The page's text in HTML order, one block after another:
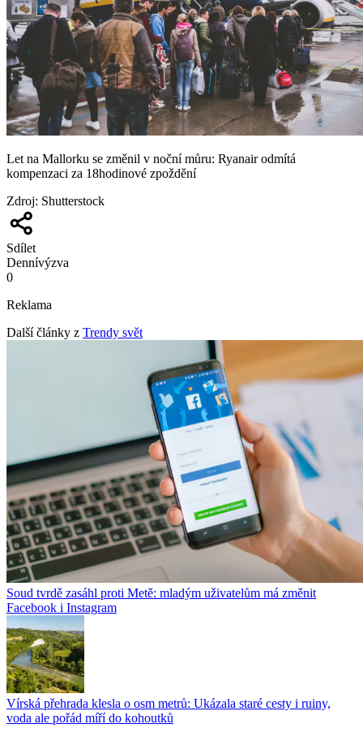
Let na Mallorku se změnil v noční můru: Ryanair odmítá
kompenzaci za 18hodinové zpoždění
Zdroj: Shutterstock
Sdílet
Dennívýzva
0
Reklama
Další články z Trendy svět
Soud tvrdě zasáhl proti Metě: mladým uživatelům má změnit
Facebook i Instagram
Vírská přehrada klesla o osm metrů: Ukázala staré cesty i ruiny,
voda ale pořád míří do kohoutků